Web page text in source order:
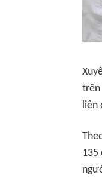
trên
liên
135